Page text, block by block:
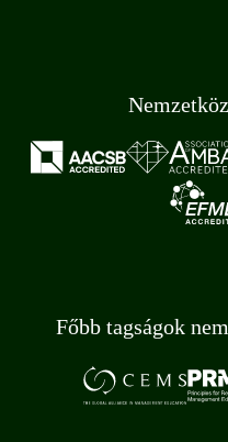
Főbb tagságok